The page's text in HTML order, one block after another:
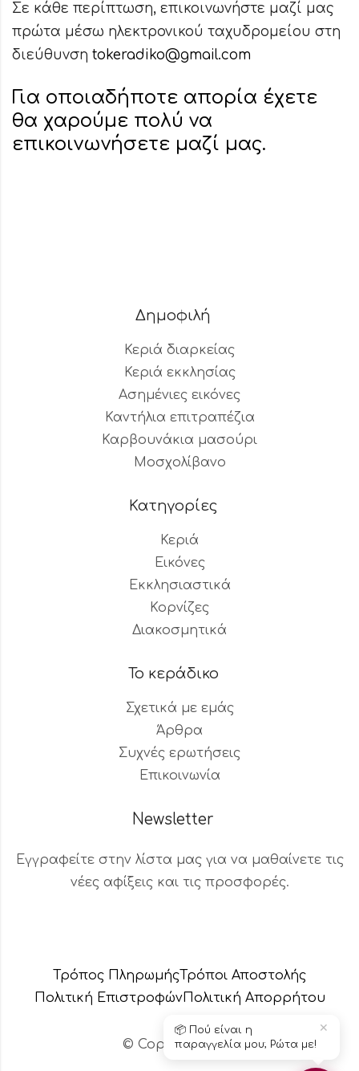
Σε κάθε περίπτωση, επικοινωνήστε μαζί μας
πρώτα μέσω ηλεκτρονικού ταχυδρομείου στη
διεύθυνση tokeradiko@gmail.com
Για οποιαδήποτε απορία έχετε
θα χαρούμε πολύ να
επικοινωνήσετε μαζί μας.
Δημοφιλή
Κεριά διαρκείας
Κεριά εκκλησίας
Ασημένιες εικόνες
Καντήλια επιτραπέζια
Καρβουνάκια μασούρι
Μοσχολίβανο
Κατηγορίες
Κεριά
Εικόνες
Εκκλησιαστικά
Κορνίζες
Διακοσμητικά
Το κεράδικο
Σχετικά με εμάς
Άρθρα
Συχνές ερωτήσεις
Επικοινωνία
Newsletter
Εγγραφείτε στην λίστα μας για να μαθαίνετε τις
νέες αφίξεις και τις προσφορές.
Τρόπος ΠληρωμήςΤρόποι Αποστολής
Πολιτική ΕπιστροφώνΠολιτική Aπορρήτου
© Copyright 2024 – Το κεράδικο
✕
📦 Πού είναι η
παραγγελία μου; Ρώτα με!